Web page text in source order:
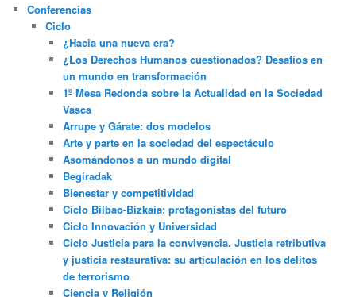
Conferencias
Ciclo
¿Hacia una nueva era?
¿Los Derechos Humanos cuestionados? Desafíos en
un mundo en transformación
1º Mesa Redonda sobre la Actualidad en la Sociedad
Vasca
Arrupe y Gárate: dos modelos
Arte y parte en la sociedad del espectáculo
Asomándonos a un mundo digital
Begiradak
Bienestar y competitividad
Ciclo Bilbao-Bizkaia: protagonistas del futuro
Ciclo Innovación y Universidad
Ciclo Justicia para la convivencia. Justicia retributiva
y justicia restaurativa: su articulación en los delitos
de terrorismo
Ciencia y Religión